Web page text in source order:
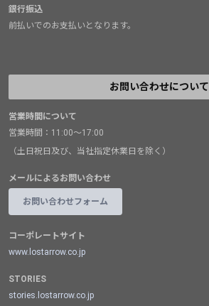
銀行振込
前払いでのお支払いとなります。
お問い合わせについて
営業時間について
営業時間：11:00～17:00
（土日祝日及び、当社指定休業日を除く）
メールによるお問い合わせ
お問い合わせフォーム
コーポレートサイト
www.lostarrow.co.jp
STORIES
stories.lostarrow.co.jp